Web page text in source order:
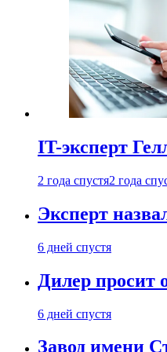
IT-эксперт
2 года спустя2 года
Эксперт
6 дней спустя
Дилер просит
6 дней спустя
Завод имени